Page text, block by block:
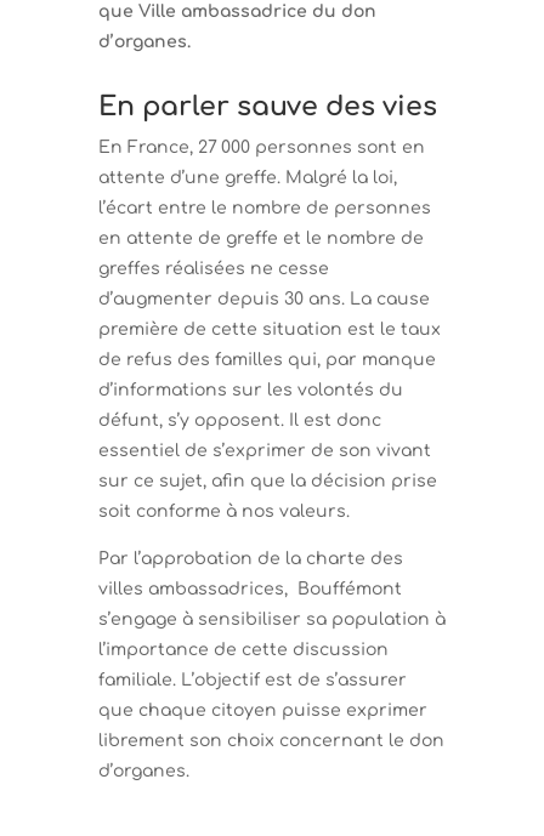
que Ville ambassadrice du don
d’organes.
En parler sauve des vies
En France, 27 000 personnes sont en
attente d’une greffe. Malgré la loi,
l’écart entre le nombre de personnes
en attente de greffe et le nombre de
greffes réalisées ne cesse
d’augmenter depuis 30 ans. La cause
première de cette situation est le taux
de refus des familles qui, par manque
d’informations sur les volontés du
défunt, s’y opposent. Il est donc
essentiel de s’exprimer de son vivant
sur ce sujet, afin que la décision prise
soit conforme à nos valeurs.
Par l’approbation de la charte des
villes ambassadrices, Bouffémont
s’engage à sensibiliser sa population à
l’importance de cette discussion
familiale. L’objectif est de s’assurer
que chaque citoyen puisse exprimer
librement son choix concernant le don
d’organes.